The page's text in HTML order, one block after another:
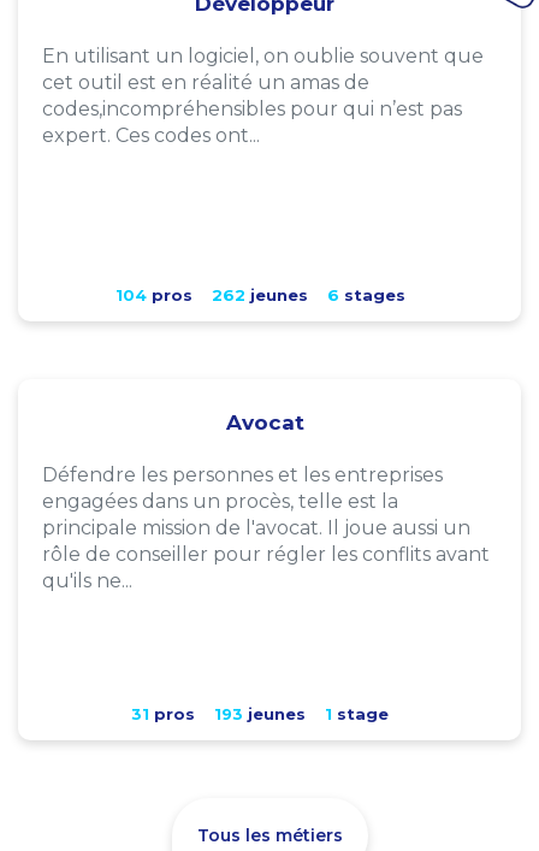
En utilisant un logiciel, on oublie souvent que
cet outil est en réalité un amas de
codes,incompréhensibles pour qui n’est pas
expert. Ces codes ont...
104pros 262 jeunes 6 stages
Avocat
Défendre les personnes et les entreprises
engagées dans un procès, telle est la
principale mission de l'avocat. Il joue aussi un
rôle de conseiller pour régler les conflits avant
qu'ils ne...
31 pros 193 jeunes 1 stage
Tous les métiers